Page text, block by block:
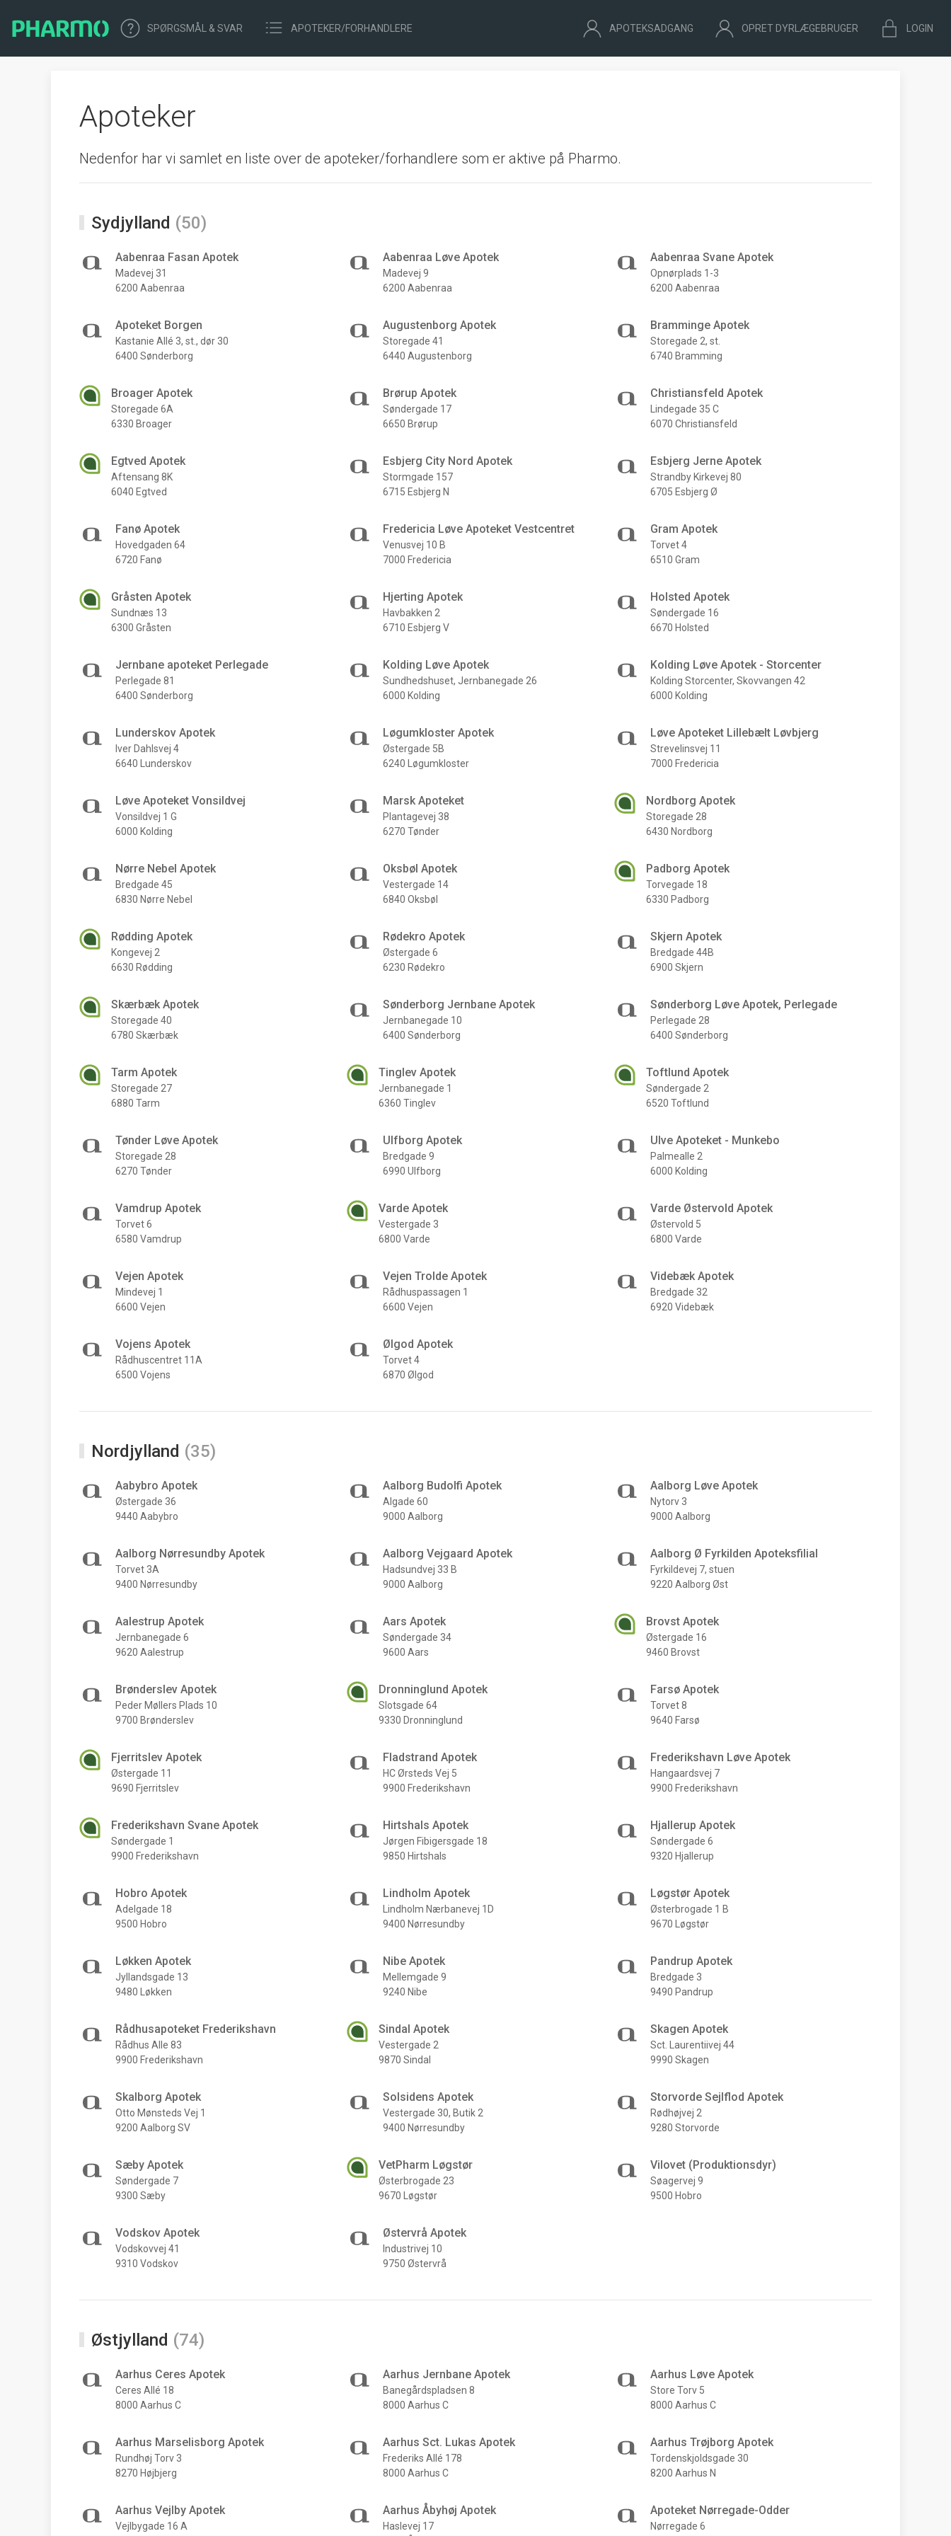
SPØRGSMÅL & SVAR APOTEKER/FORHANDLERE APOTEKSADGANG OPRET DYRLÆGEBRUGER LOGIN
Apoteker
Nedenfor har vi samlet en liste over de apoteker/forhandlere som er aktive på Pharmo.
Sydjylland (50)
Aabenraa Fasan Apotek
Madevej 31
6200 Aabenraa
Aabenraa Løve Apotek
Madevej 9
6200 Aabenraa
Aabenraa Svane Apotek
Opnørplads 1-3
6200 Aabenraa
Apoteket Borgen
Kastanie Allé 3, st., dør 30
6400 Sønderborg
Augustenborg Apotek
Storegade 41
6440 Augustenborg
Bramminge Apotek
Storegade 2, st.
6740 Bramming
Broager Apotek
Storegade 6A
6330 Broager
Brørup Apotek
Søndergade 17
6650 Brørup
Christiansfeld Apotek
Lindegade 35 C
6070 Christiansfeld
Egtved Apotek
Aftensang 8K
6040 Egtved
Esbjerg City Nord Apotek
Stormgade 157
6715 Esbjerg N
Esbjerg Jerne Apotek
Strandby Kirkevej 80
6705 Esbjerg Ø
Fanø Apotek
Hovedgaden 64
6720 Fanø
Fredericia Løve Apoteket Vestcentret
Venusvej 10 B
7000 Fredericia
Gram Apotek
Torvet 4
6510 Gram
Gråsten Apotek
Sundnæs 13
6300 Gråsten
Hjerting Apotek
Havbakken 2
6710 Esbjerg V
Holsted Apotek
Søndergade 16
6670 Holsted
Jernbane apoteket Perlegade
Perlegade 81
6400 Sønderborg
Kolding Løve Apotek
Sundhedshuset, Jernbanegade 26
6000 Kolding
Kolding Løve Apotek - Storcenter
Kolding Storcenter, Skovvangen 42
6000 Kolding
Lunderskov Apotek
Iver Dahlsvej 4
6640 Lunderskov
Løgumkloster Apotek
Østergade 5B
6240 Løgumkloster
Løve Apoteket Lillebælt Løvbjerg
Strevelinsvej 11
7000 Fredericia
Løve Apoteket Vonsildvej
Vonsildvej 1 G
6000 Kolding
Marsk Apoteket
Plantagevej 38
6270 Tønder
Nordborg Apotek
Storegade 28
6430 Nordborg
Nørre Nebel Apotek
Bredgade 45
6830 Nørre Nebel
Oksbøl Apotek
Vestergade 14
6840 Oksbøl
Padborg Apotek
Torvegade 18
6330 Padborg
Rødding Apotek
Kongevej 2
6630 Rødding
Rødekro Apotek
Østergade 6
6230 Rødekro
Skjern Apotek
Bredgade 44B
6900 Skjern
Skærbæk Apotek
Storegade 40
6780 Skærbæk
Sønderborg Jernbane Apotek
Jernbanegade 10
6400 Sønderborg
Sønderborg Løve Apotek, Perlegade
Perlegade 28
6400 Sønderborg
Tarm Apotek
Storegade 27
6880 Tarm
Tinglev Apotek
Jernbanegade 1
6360 Tinglev
Toftlund Apotek
Søndergade 2
6520 Toftlund
Tønder Løve Apotek
Storegade 28
6270 Tønder
Ulfborg Apotek
Bredgade 9
6990 Ulfborg
Ulve Apoteket - Munkebo
Palmealle 2
6000 Kolding
Vamdrup Apotek
Torvet 6
6580 Vamdrup
Varde Apotek
Vestergade 3
6800 Varde
Varde Østervold Apotek
Østervold 5
6800 Varde
Vejen Apotek
Mindevej 1
6600 Vejen
Vejen Trolde Apotek
Rådhuspassagen 1
6600 Vejen
Videbæk Apotek
Bredgade 32
6920 Videbæk
Vojens Apotek
Rådhuscentret 11A
6500 Vojens
Ølgod Apotek
Torvet 4
6870 Ølgod
Nordjylland (35)
Aabybro Apotek
Østergade 36
9440 Aabybro
Aalborg Budolfi Apotek
Algade 60
9000 Aalborg
Aalborg Løve Apotek
Nytorv 3
9000 Aalborg
Aalborg Nørresundby Apotek
Torvet 3A
9400 Nørresundby
Aalborg Vejgaard Apotek
Hadsundvej 33 B
9000 Aalborg
Aalborg Ø Fyrkilden Apoteksfilial
Fyrkildevej 7, stuen
9220 Aalborg Øst
Aalestrup Apotek
Jernbanegade 6
9620 Aalestrup
Aars Apotek
Søndergade 34
9600 Aars
Brovst Apotek
Østergade 16
9460 Brovst
Brønderslev Apotek
Peder Møllers Plads 10
9700 Brønderslev
Dronninglund Apotek
Slotsgade 64
9330 Dronninglund
Farsø Apotek
Torvet 8
9640 Farsø
Fjerritslev Apotek
Østergade 11
9690 Fjerritslev
Fladstrand Apotek
HC Ørsteds Vej 5
9900 Frederikshavn
Frederikshavn Løve Apotek
Hangaardsvej 7
9900 Frederikshavn
Frederikshavn Svane Apotek
Søndergade 1
9900 Frederikshavn
Hirtshals Apotek
Jørgen Fibigersgade 18
9850 Hirtshals
Hjallerup Apotek
Søndergade 6
9320 Hjallerup
Hobro Apotek
Adelgade 18
9500 Hobro
Lindholm Apotek
Lindholm Nærbanevej 1D
9400 Nørresundby
Løgstør Apotek
Østerbrogade 1 B
9670 Løgstør
Løkken Apotek
Jyllandsgade 13
9480 Løkken
Nibe Apotek
Mellemgade 9
9240 Nibe
Pandrup Apotek
Bredgade 3
9490 Pandrup
Rådhusapoteket Frederikshavn
Rådhus Alle 83
9900 Frederikshavn
Sindal Apotek
Vestergade 2
9870 Sindal
Skagen Apotek
Sct. Laurentiivej 44
9990 Skagen
Skalborg Apotek
Otto Mønsteds Vej 1
9200 Aalborg SV
Solsidens Apotek
Vestergade 30, Butik 2
9400 Nørresundby
Storvorde Sejlflod Apotek
Rødhøjvej 2
9280 Storvorde
Sæby Apotek
Søndergade 7
9300 Sæby
VetPharm Løgstør
Østerbrogade 23
9670 Løgstør
Vilovet (Produktionsdyr)
Søagervej 9
9500 Hobro
Vodskov Apotek
Vodskovvej 41
9310 Vodskov
Østervrå Apotek
Industrivej 10
9750 Østervrå
Østjylland (74)
Aarhus Ceres Apotek
Ceres Allé 18
8000 Aarhus C
Aarhus Jernbane Apotek
Banegårdspladsen 8
8000 Aarhus C
Aarhus Løve Apotek
Store Torv 5
8000 Aarhus C
Aarhus Marselisborg Apotek
Rundhøj Torv 3
8270 Højbjerg
Aarhus Sct. Lukas Apotek
Frederiks Allé 178
8000 Aarhus C
Aarhus Trøjborg Apotek
Tordenskjoldsgade 30
8200 Aarhus N
Aarhus Vejlby Apotek
Vejlbygade 16 A
Aarhus Åbyhøj Apotek
Haslevej 17
Apoteket Nørregade-Odder
Nørregade 6